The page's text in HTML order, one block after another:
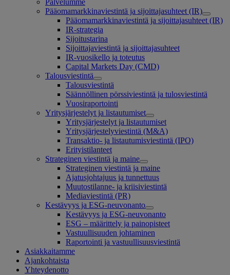
Palvelumme
Pääomamarkkinaviestintä ja sijoittajasuhteet (IR)
Pääomamarkkinaviestintä ja sijoittajasuhteet (IR)
IR-strategia
Sijoitustarina
Sijoittajaviestintä ja sijoittajasuhteet
IR-vuosikello ja toteutus
Capital Markets Day (CMD)
Talousviestintä
Talousviestintä
Säännöllinen pörssiviestintä ja tulosviestintä
Vuosiraportointi
Yritysjärjestelyt ja listautumiset
Yritysjärjestelyt ja listautumiset
Yritysjärjestelyviestintä (M&A)
Transaktio- ja listautumisviestintä (IPO)
Erityistilanteet
Strateginen viestintä ja maine
Strateginen viestintä ja maine
Ajatusjohtajuus ja tunnettuus
Muutostilanne- ja kriisiviestintä
Mediaviestintä (PR)
Kestävyys ja ESG-neuvonanto
Kestävyys ja ESG-neuvonanto
ESG – määrittely ja painopisteet
Vastuullisuuden johtaminen
Raportointi ja vastuullisuusviestintä
Asiakkaitamme
Ajankohtaista
Yhteydenotto